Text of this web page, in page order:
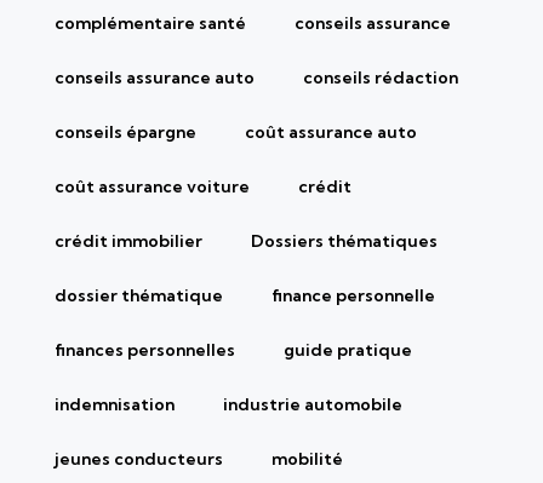
complémentaire santé conseils assurance
conseils assurance auto conseils rédaction
conseils épargne coût assurance auto
coût assurance voiture crédit
crédit immobilier Dossiers thématiques
dossier thématique finance personnelle
finances personnelles guide pratique
indemnisation industrie automobile
jeunes conducteurs mobilité